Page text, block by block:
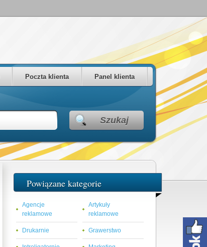
Poczta klienta Panel klienta
Szukaj
Powiązane kategorie
Agencje
reklamowe
Artykuły
reklamowe
Drukarnie Grawerstwo